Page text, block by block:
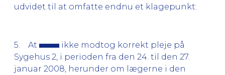
udvidet til at omfatte endnu et klagepunkt:
5. At
ikke modtog korrekt pleje på
Sygehus 2, i perioden fra den 24. til den 27.
januar 2008, herunder om lægerne i den